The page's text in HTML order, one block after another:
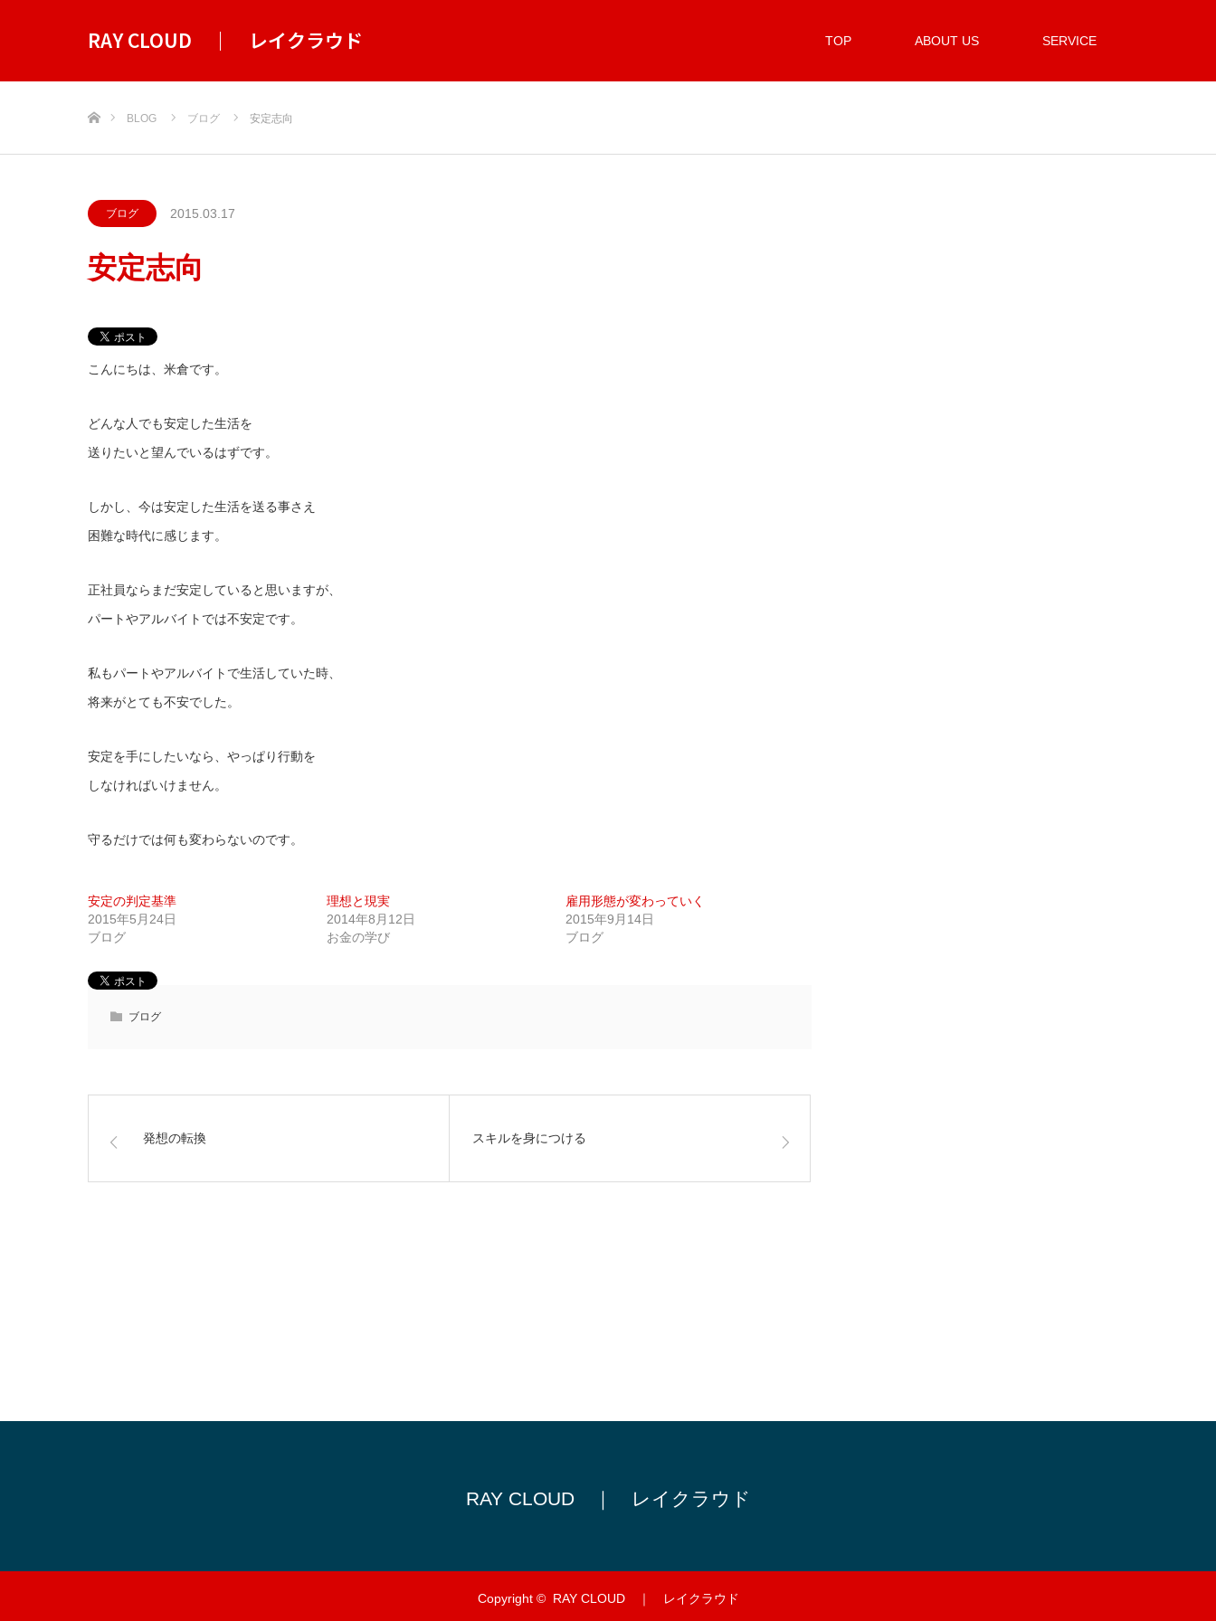
RAY CLOUD ｜ レイクラウド TOP ABOUT US SERVICE
BLOG ブログ 安定志向
ブログ 2015.03.17
安定志向
こんにちは、米倉です。
どんな人でも安定した生活を
送りたいと望んでいるはずです。
しかし、今は安定した生活を送る事さえ
困難な時代に感じます。
正社員ならまだ安定していると思いますが、
パートやアルバイトでは不安定です。
私もパートやアルバイトで生活していた時、
将来がとても不安でした。
安定を手にしたいなら、やっぱり行動を
しなければいけません。
守るだけでは何も変わらないのです。
安定の判定基準
2015年5月24日
ブログ
理想と現実
2014年8月12日
お金の学び
雇用形態が変わっていく
2015年9月14日
ブログ
ブログ
発想の転換 スキルを身につける
RAY CLOUD ｜ レイクラウド
Copyright © RAY CLOUD ｜ レイクラウド